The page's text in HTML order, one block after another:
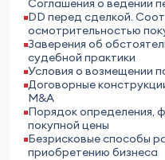
Соглашения о ведении
DD перед сделкой.
осмотрительностью
Заверения об
судебной практики
Условия о возмещении
Договорные
M&A
Порядок определения,
покупной цены
Безрисковые способы
приобретению бизнеса